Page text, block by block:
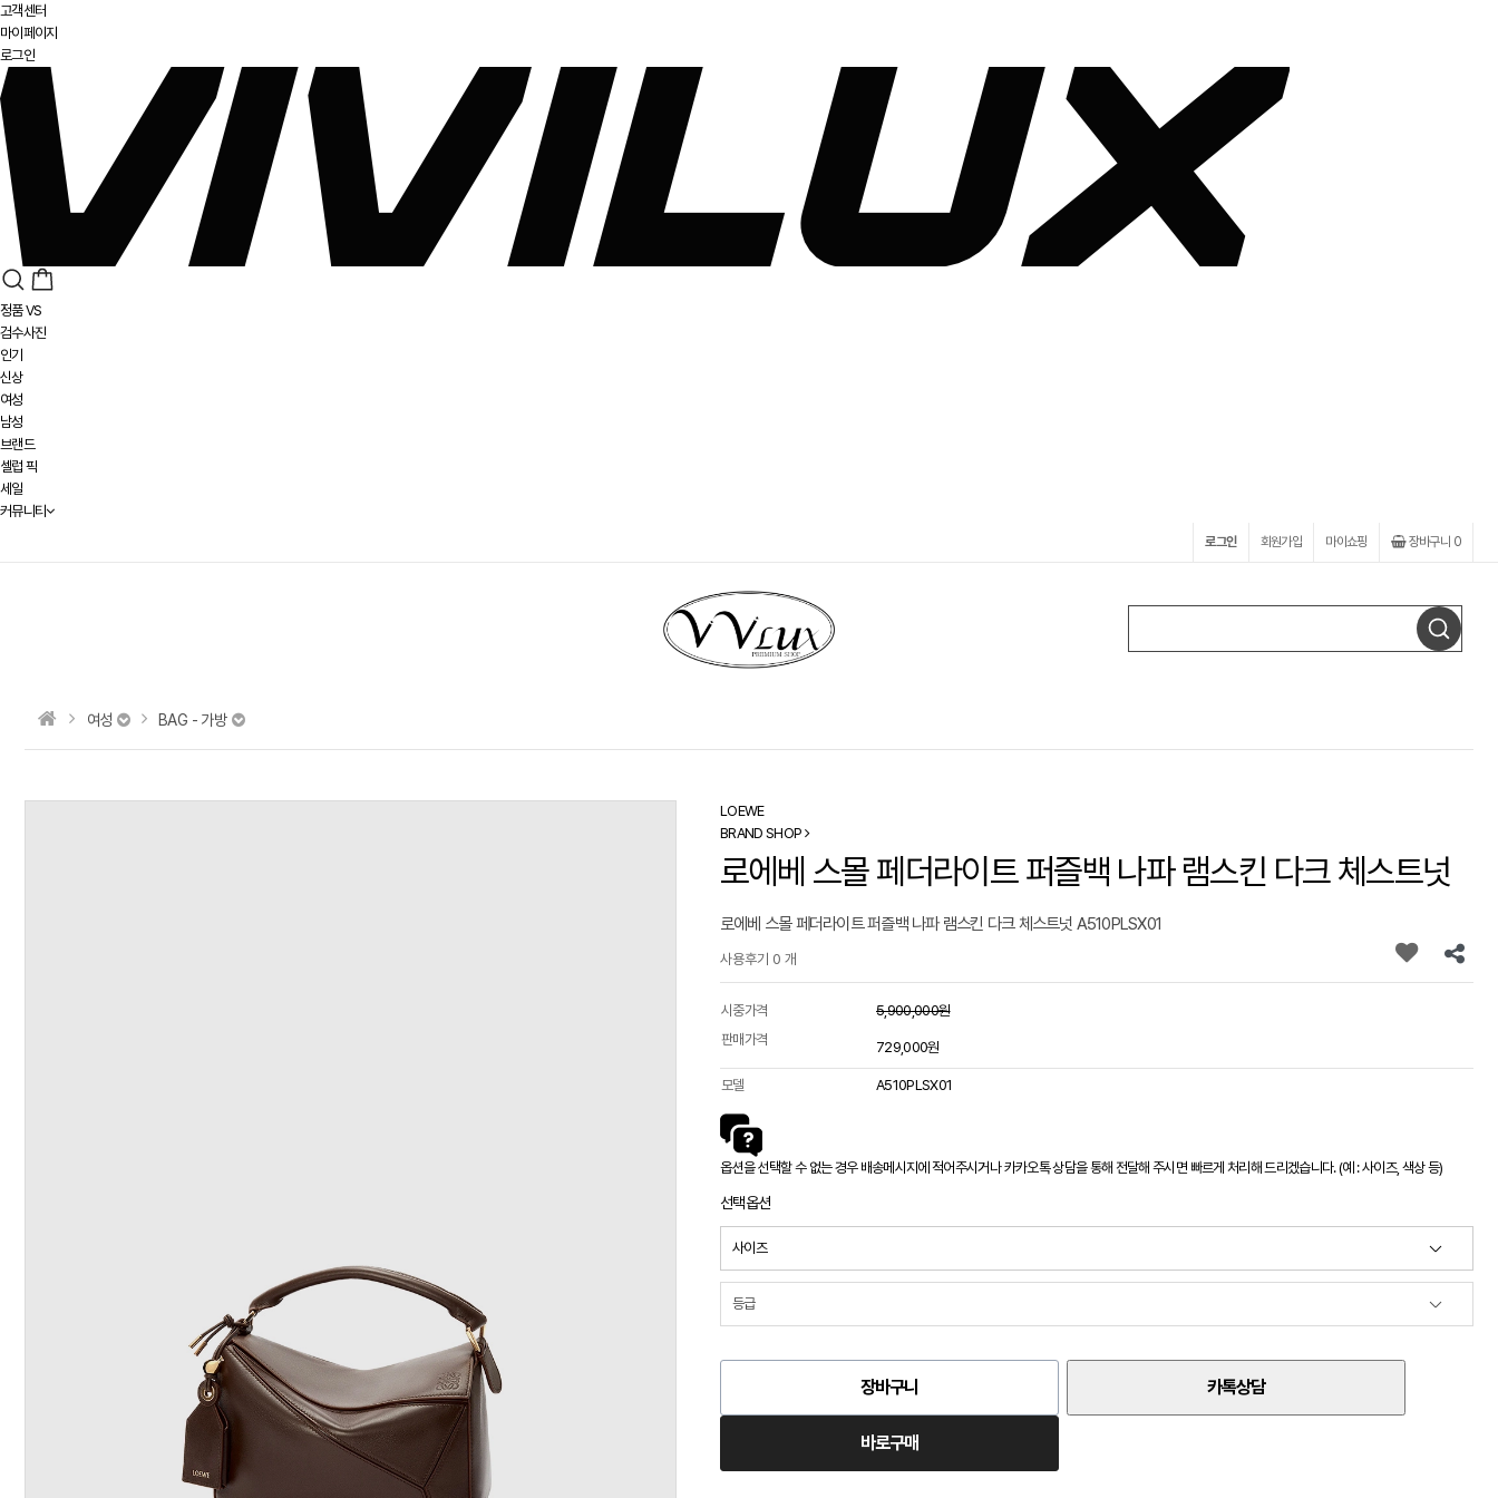
고객센터
마이페이지
로그인
정품 VS
검수사진
인기
신상
여성
남성
브랜드
셀럽 픽
세일
커뮤니티
장바구니 0
마이쇼핑
회원가입
로그인
여성 BAG - 가방
LOEWE
BRAND SHOP
로에베 스몰 페더라이트 퍼즐백 나파 램스킨 다크 체스트넛
로에베 스몰 페더라이트 퍼즐백 나파 램스킨 다크 체스트넛 A510PLSX01
사용후기 0 개
시중가격
5,900,000원
판매가격
729,000원
모델 A510PLSX01
옵션을 선택할 수 없는 경우 배송메시지에 적어주시거나 카카오톡 상담을 통해 전달해 주시면 빠르게 처리해 드리겠습니다. (예 : 사이즈, 색상 등)
선택옵션
장바구니 카톡상담
바로구매